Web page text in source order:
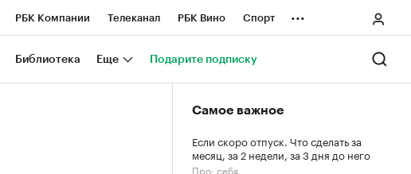
РБК Компании Телеканал РБК Вино Спорт
Национальные проекты Город
...
Библиотека Еще Подарите подписку
Самое важное
Если скоро отпуск. Что сделать за
месяц, за 2 недели, за 3 дня до него
Про: себя